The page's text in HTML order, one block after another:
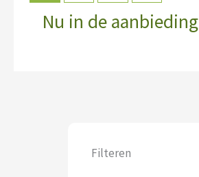
Nu in de aanbieding
Filteren